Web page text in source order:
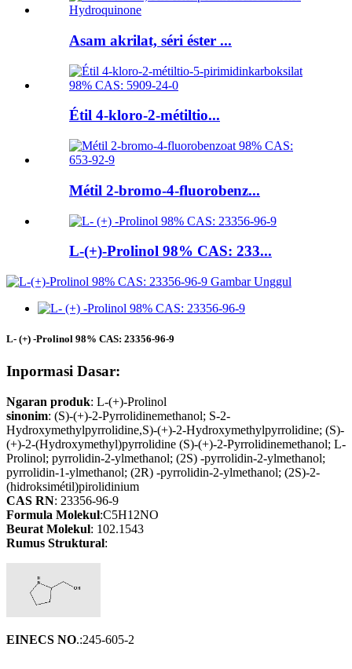
Asam akrilat, séri éster ...
Étil 4-kloro-2-métiltio...
Métil 2-bromo-4-fluorobenz...
L-(+)-Prolinol 98% CAS: 233...
L- (+) -Prolinol 98% CAS: 23356-96-9
Inpormasi Dasar:
Ngaran produk: L-(+)-Prolinol
sinonim: (S)-(+)-2-Pyrrolidinemethanol; S-2-
Hydroxymethylpyrrolidine,S)-(+)-2-Hydroxymethylpyrrolidine; (S)-
(+)-2-(Hydroxymethyl)pyrrolidine (S)-(+)-2-Pyrrolidinemethanol; L-
Prolinol; pyrrolidin-2-ylmethanol; (2S) -pyrrolidin-2-ylmethanol;
pyrrolidin-1-ylmethanol; (2R) -pyrrolidin-2-ylmethanol; (2S)-2-
(hidroksimétil)pirolidinium
CAS RN: 23356-96-9
Formula Molekul:C5H12NO
Beurat Molekul: 102.1543
Rumus Struktural:
EINECS NO.:245-605-2